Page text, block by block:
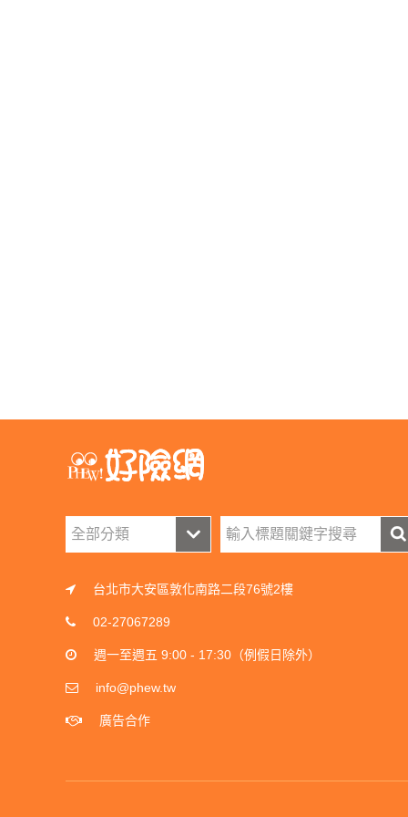
台北市大安區敦化南路二段76號2樓
02-27067289
週一至週五 9:00 - 17:30（例假日除外）
info@phew.tw
廣告合作